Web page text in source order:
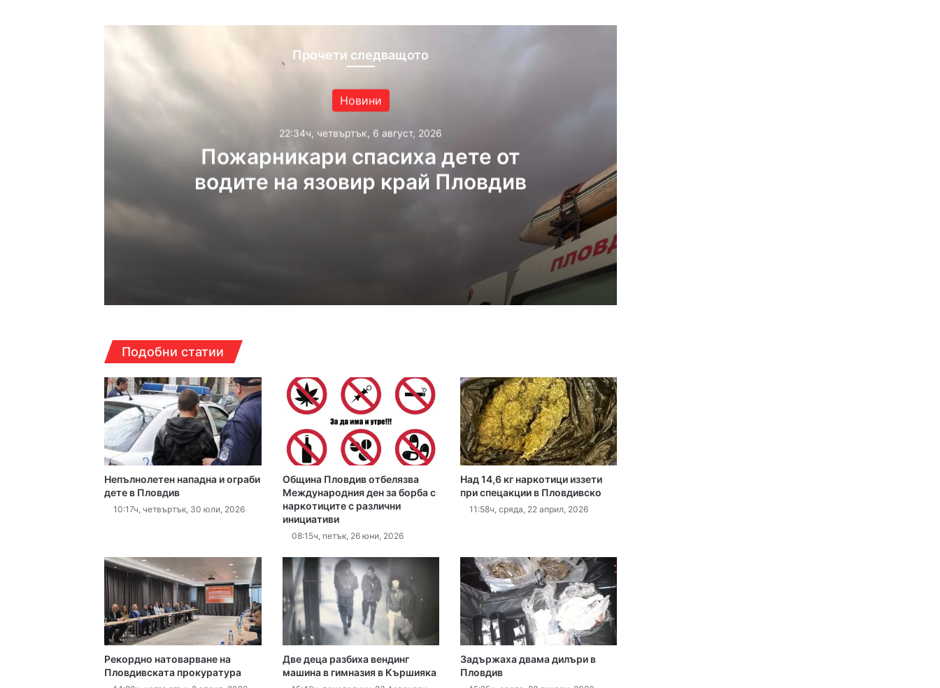
Прочети следващото
Новини
22:34ч, четвъртък, 6 август, 2026
Пожарникари спасиха дете от
водите на язовир край Пловдив
Пожарникари спасиха дете от водите на язовир край Пловдив
17:06ч, четвъртък, 6 август, 2026
Убийството на Младежкия хълм: безпрецедентна жестокост от „ловци на педофили“
16:40ч, четвъртък, 6 август, 2026
Оставиха в ареста мъж, обвинен в отвличането на жена си и детето им
16:15ч, четвъртък, 6 август, 2026
„Sharenting“ или как с една снимка от плажа излагаме детето си на риск
16:10ч, четвъртък, 6 август, 2026
Хеликоптер се включи в гасенето на пожара в Пазарджишко
Подобни статии
Непълнолетен нападна и ограби
дете в Пловдив
10:17ч, четвъртък, 30 юли, 2026
Община Пловдив отбелязва
Международния ден за борба с
наркотиците с различни
инициативи
08:15ч, петък, 26 юни, 2026
Над 14,6 кг наркотици иззети
при спецакции в Пловдивско
11:58ч, сряда, 22 април, 2026
Рекордно натоварване на
Пловдивската прокуратура
Две деца разбиха вендинг
машина в гимназия в Кършияка
Задържаха двама дилъри в
Пловдив